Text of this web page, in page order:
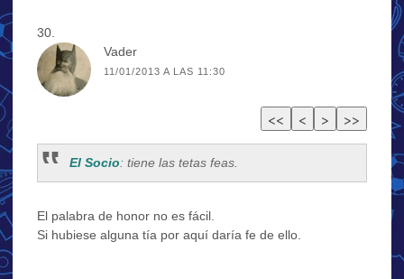
Vader
11/01/2013 A LAS 11:30
El Socio: tiene las tetas feas.
El palabra de honor no es fácil.
Si hubiese alguna tía por aquí daría fe de ello.